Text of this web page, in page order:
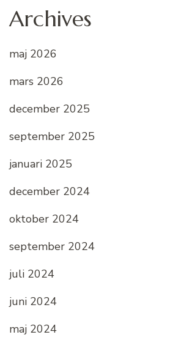
Archives
maj 2026
mars 2026
december 2025
september 2025
januari 2025
december 2024
oktober 2024
september 2024
juli 2024
juni 2024
maj 2024